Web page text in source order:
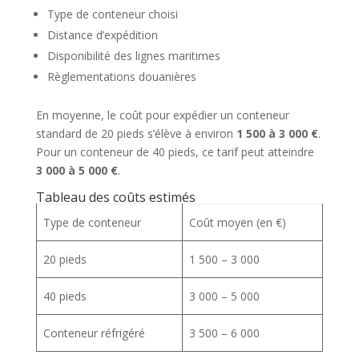
Type de conteneur choisi
Distance d’expédition
Disponibilité des lignes maritimes
Règlementations douanières
En moyenne, le coût pour expédier un conteneur
standard de 20 pieds s’élève à environ 1 500 à 3 000 €.
Pour un conteneur de 40 pieds, ce tarif peut atteindre
3 000 à 5 000 €.
Tableau des coûts estimés
Type de conteneur Coût moyen (en €)
20 pieds 1 500 – 3 000
40 pieds 3 000 – 5 000
Conteneur réfrigéré 3 500 – 6 000